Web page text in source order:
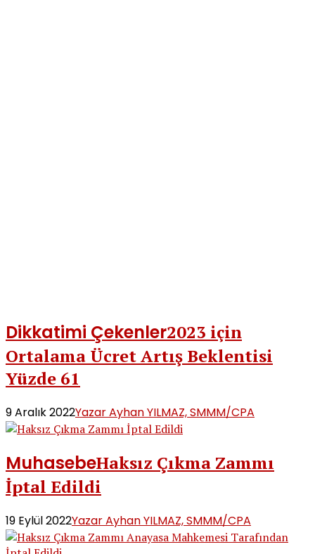
Dikkatimi Çekenler2023 için
Ortalama Ücret Artış Beklentisi
Yüzde 61
9 Aralık 2022Yazar Ayhan YILMAZ, SMMM/CPA
MuhasebeHaksız Çıkma Zammı
İptal Edildi
19 Eylül 2022Yazar Ayhan YILMAZ, SMMM/CPA